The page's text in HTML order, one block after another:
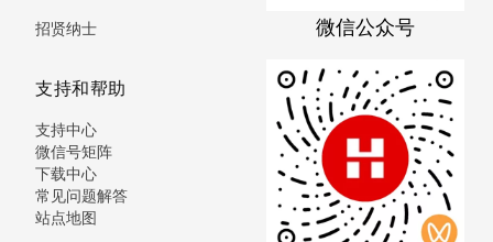
招贤纳士
支持和帮助
支持中心
微信号矩阵
下载中心
常见问题解答
站点地图
微信公众号